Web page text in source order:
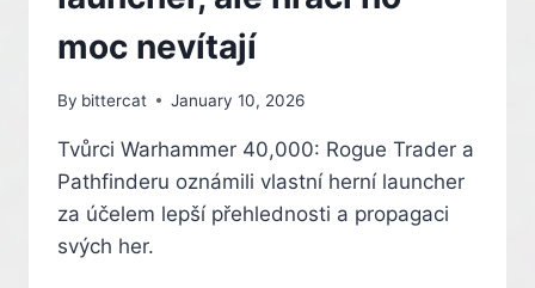
moc nevítají
By bittercat January 10, 2026
Tvůrci Warhammer 40,000: Rogue Trader a
Pathfinderu oznámili vlastní herní launcher
za účelem lepší přehlednosti a propagaci
svých her.